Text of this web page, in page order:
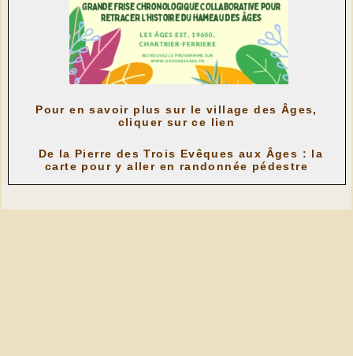
Pour en savoir plus sur le village des Âges,
cliquer sur ce lien
De la Pierre des Trois Evêques aux Âges : la
carte pour y aller en randonnée pédestre